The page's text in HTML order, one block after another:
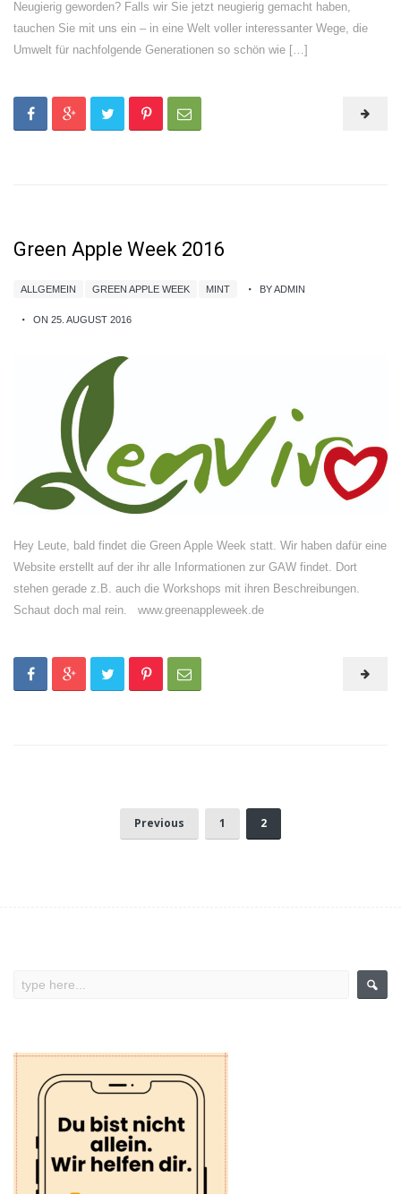
Neugierig geworden? Falls wir Sie jetzt neugierig gemacht haben,
tauchen Sie mit uns ein – in eine Welt voller interessanter Wege, die
Umwelt für nachfolgende Generationen so schön wie […]
Green Apple Week 2016
ALLGEMEIN GREEN APPLE WEEK MINT BY ADMIN
ON 25. AUGUST 2016
Hey Leute, bald findet die Green Apple Week statt. Wir haben dafür eine
Website erstellt auf der ihr alle Informationen zur GAW findet. Dort
stehen gerade z.B. auch die Workshops mit ihren Beschreibungen.
Schaut doch mal rein. www.greenappleweek.de
Previous 1 2